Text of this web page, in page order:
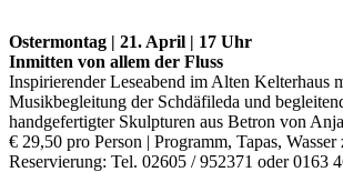
Ostermontag | 21. April | 17 Uhr
Inmitten von allem der Fluss
Inspirierender Leseabend im Alten Kelterhaus
Musikbegleitung der Schdäfileda und
handgefertigter Skulpturen aus Betron von
€ 29,50 pro Person | Programm, Tapas, Wasser
Reservierung: Tel. 02605 / 952371 oder 0163